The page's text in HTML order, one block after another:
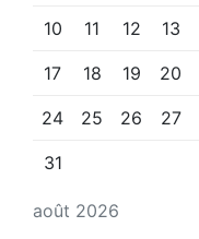
août 2026
10 11 12 13
17 18 19 20
24 25 26 27
31